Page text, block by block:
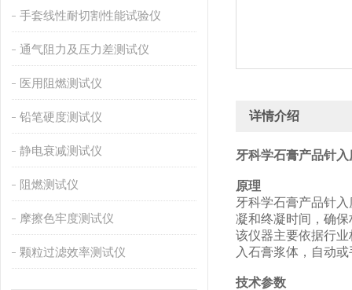
手套线性耐切割性能试验仪
通气阻力及压力差测试仪
医用阻燃测试仪
铅笔硬度测试仪
静电衰减测试仪
阻燃测试仪
摩擦色牢度测试仪
颗粒过滤效率测试仪
详情介绍
牙科学石膏产品针
原理
牙科学石膏产品针
凝和终凝时间，确
该仪器主要依据行
入石膏浆体，自动
技术参数